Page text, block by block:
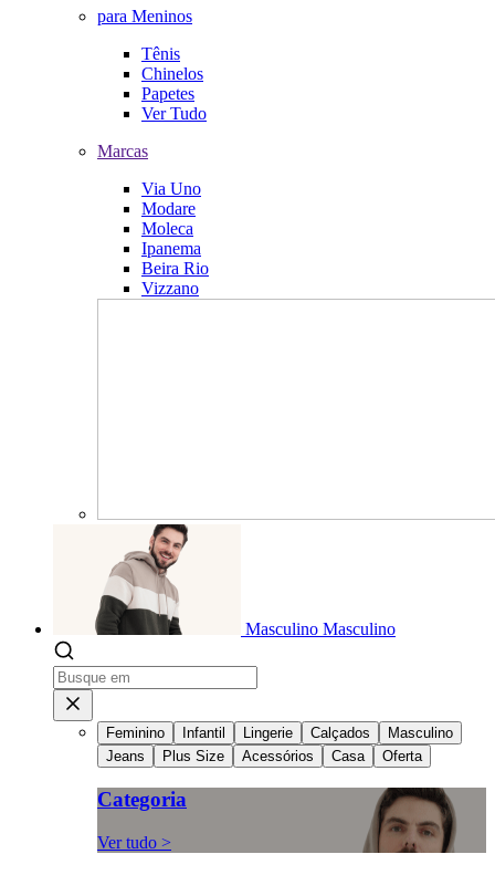
para Meninos
Tênis
Chinelos
Papetes
Ver Tudo
Marcas
Via Uno
Modare
Moleca
Ipanema
Beira Rio
Vizzano
Masculino Masculino
Feminino Infantil Lingerie Calçados
Masculino
Jeans
Plus Size Acessórios Casa Oferta
Categoria
Ver tudo >